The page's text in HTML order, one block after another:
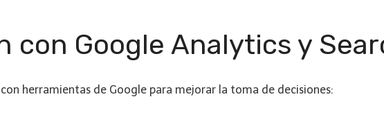
con Google Analytics y
herramientas de Google para mejorar la toma de decisiones: